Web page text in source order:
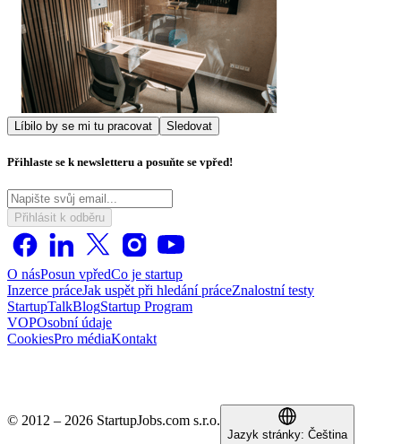
Líbilo by se mi tu pracovat Sledovat
Přihlaste se k newsletteru a posuňte se vpřed!
Přihlásit k odběru
O násPosun vpředCo je startup
Inzerce práceJak uspět při hledání práceZnalostní testy
StartupTalkBlogStartup Program
VOPOsobní údaje
CookiesPro médiaKontakt
© 2012 – 2026 StartupJobs.com s.r.o.
Jazyk stránky: Čeština